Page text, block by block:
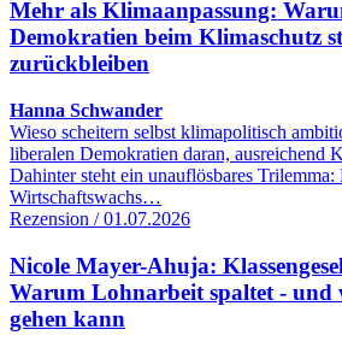
Mehr als Klimaanpassung:
Demokratien beim Klimaschutz
zurückbleiben
Hanna Schwander
Wieso scheitern selbst klimapolitisch
liberalen Demokratien daran, ausreichend
Dahinter steht ein unauflösbares Trilemma:
Wirtschaftswachs…
Rezension / 01.07.2026
Nicole Mayer-Ahuja:
Warum Lohnarbeit spaltet - und
gehen kann